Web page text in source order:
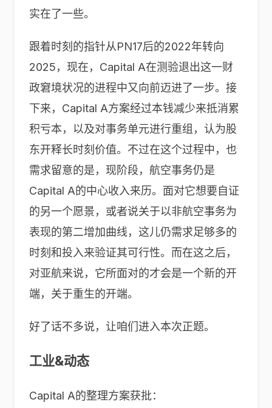
实在了一些。
跟着时刻的指针从PN17后的2022年转向
2025，现在，Capital A在测验退出这一财
政窘境状况的进程中又向前迈进了一步。接
下来，Capital A方案经过本钱减少来抵消累
积亏本，以及对事务单元进行重组，认为股
东开释长时刻价值。不过在这个过程中，也
需求留意的是，现阶段，航空事务仍是
Capital A的中心收入来历。面对它想要自证
的另一个愿景，或者说关于以非航空事务为
表现的第二增加曲线，这儿仍需求足够多的
时刻和投入来验证其可行性。而在这之后，
对亚航来说，它所面对的才会是一个新的开
端，关于重生的开端。
好了话不多说，让咱们进入本次正题。
工业&动态
Capital A的整理方案获批：